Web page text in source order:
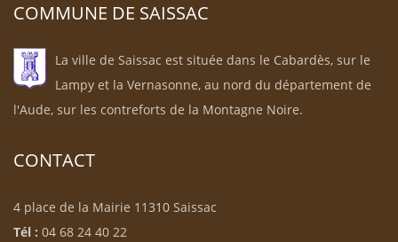
COMMUNE DE SAISSAC
La ville de Saissac est située dans le Cabardès, sur le
Lampy et la Vernasonne, au nord du département de
l'Aude, sur les contreforts de la Montagne Noire.
CONTACT
4 place de la Mairie 11310 Saissac
Tél : 04 68 24 40 22